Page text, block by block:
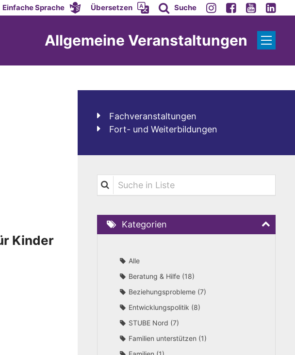
Einfache Sprache Übersetzen Suche
Allgemeine Veranstaltungen
Kinder
Fachveranstaltungen
Fort- und Weiterbildungen
Suche in Liste
Kategorien
Alle
Beratung & Hilfe 18
Beziehungsprobleme 7
Entwicklungspolitik
8
STUBE Nord 7
Familien unterstützen
1